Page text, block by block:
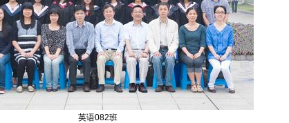
英语082班